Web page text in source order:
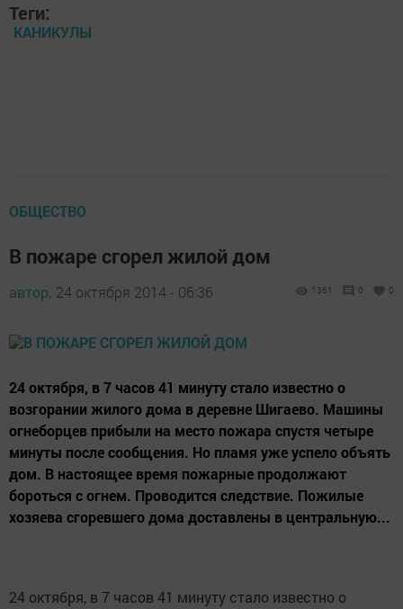
Теги:
КАНИКУЛЫ
ОБЩЕСТВО
В пожаре сгорел жилой дом
автор, 24 октября 2014 - 06:36 1361 0 0
24 октября, в 7 часов 41 минуту стало известно о
возгорании жилого дома в деревне Шигаево. Машины
огнеборцев прибыли на место пожара спустя четыре
минуты после сообщения. Но пламя уже успело объять
дом. В настоящее время пожарные продолжают
бороться с огнем. Проводится следствие. Пожилые
хозяева сгоревшего дома доставлены в центральную...
24 октября, в 7 часов 41 минуту стало известно о